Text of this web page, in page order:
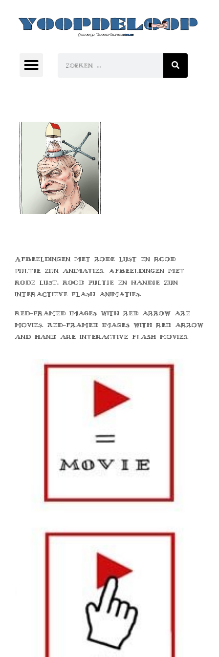
Afbeeldingen met rode lijst en rood
pijltje zijn animaties. Afbeeldingen met
rode lijst, rood pijltje en handje zijn
interactieve flash animaties.
Red-framed images with red arrow are
movies. Red-framed images with red arrow
and hand are interactive flash movies.